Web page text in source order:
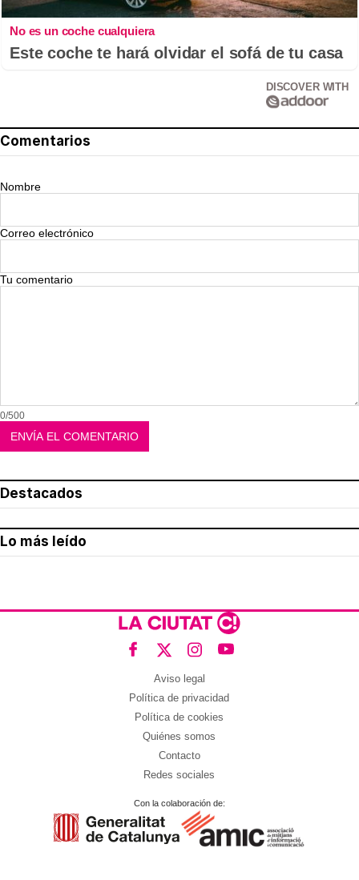
No es un coche cualquiera
Este coche te hará olvidar el sofá de tu casa
DISCOVER WITH
Comentarios
Nombre
Correo electrónico
Tu comentario
0/500
Destacados
Lo más leído
Aviso legal
Política de privacidad
Política de cookies
Quiénes somos
Contacto
Redes sociales
Con la colaboración de: